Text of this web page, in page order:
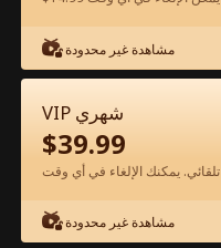
مشاهدة غير محدودة
VIP شهري
$39.99
مشاهدة غير محدودة